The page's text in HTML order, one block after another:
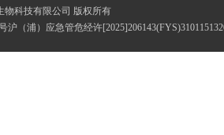
物科技有限公司 版权所有
沪（浦）应急管危经许